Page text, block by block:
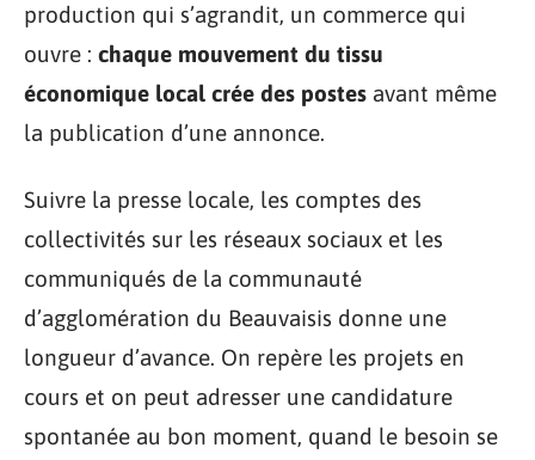
production qui s’agrandit, un commerce qui
ouvre : chaque mouvement du tissu
économique local crée des postes avant même
la publication d’une annonce.
Suivre la presse locale, les comptes des
collectivités sur les réseaux sociaux et les
communiqués de la communauté
d’agglomération du Beauvaisis donne une
longueur d’avance. On repère les projets en
cours et on peut adresser une candidature
spontanée au bon moment, quand le besoin se